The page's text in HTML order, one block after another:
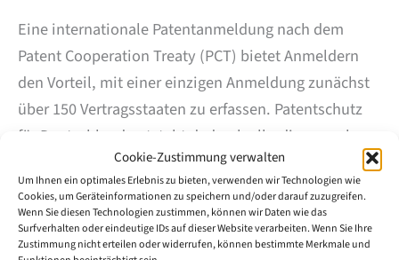
Cookie-Zustimmung verwalten
Um Ihnen ein optimales Erlebnis zu bieten, verwenden wir Technologien wie
Cookies, um Geräteinformationen zu speichern und/oder darauf zuzugreifen.
Wenn Sie diesen Technologien zustimmen, können wir Daten wie das
Surfverhalten oder eindeutige IDs auf dieser Website verarbeiten. Wenn Sie Ihre
Zustimmung nicht erteilen oder widerrufen, können bestimmte Merkmale und
Eine internationale Patentanmeldung nach dem
Patent Cooperation Treaty (PCT) bietet Anmeldern
den Vorteil, mit einer einzigen Anmeldung zunächst
über 150 Vertragsstaaten zu erfassen. Patentschutz
für Deutschland entsteht dadurch allerdings noch
nicht. Spätestens am Ende der internationalen Phase
muss die Anmeldung in die nationale Phase vor dem
Deutschen Patent- und Markenamt (DPMA) oder in
die europäische regionale Phase vor dem